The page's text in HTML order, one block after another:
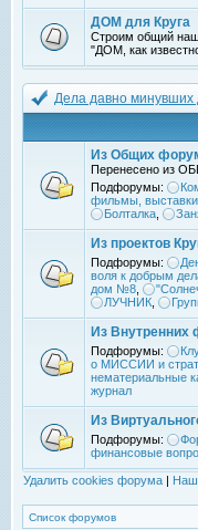
ДОМ для Круга
Строим общий
"ДОМ, как
Дела давно минувших
Из Общих
Перенесено из
Подфорумы:
фильмы, выставки,
Болталка
Из проектов
Подфорумы:
воля к добрым
дом №8
ЛУЧНИК
Из Внутренних
Подфорумы:
о МИССИИ и
нематериальные
журнал
Из
Подфорумы:
финансовые
Удалить cookies форума |
Список форумов